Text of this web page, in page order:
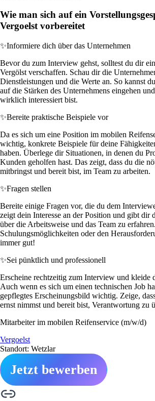
Wie man sich auf ein
Vergoelst vorbereitet
✨Informiere dich über das Unternehmen
Bevor du zum Interview gehst, solltest du dir
Vergölst verschaffen. Schau dir die
Dienstleistungen und die Werte an. So kannst
auf die Stärken des Unternehmens eingehen
wirklich interessiert bist.
✨Bereite praktische Beispiele vor
Da es sich um eine Position im mobilen
wichtig, konkrete Beispiele für deine
haben. Überlege dir Situationen, in denen du
Kunden geholfen hast. Das zeigt, dass du die
mitbringst und bereit bist, im Team zu arbeiten.
✨Fragen stellen
Bereite einige Fragen vor, die du dem
zeigt dein Interesse an der Position und gibt dir
über die Arbeitsweise und das Team zu
Schulungsmöglichkeiten oder den
immer gut!
✨Sei pünktlich und professionell
Erscheine rechtzeitig zum Interview und kleide
Auch wenn es sich um einen technischen Job
gepflegtes Erscheinungsbild wichtig. Zeige,
ernst nimmst und bereit bist, Verantwortung zu
Mitarbeiter im mobilen Reifenservice (m/w/d)
Vergoelst
Standort: Wetzlar
Jetzt bewerben